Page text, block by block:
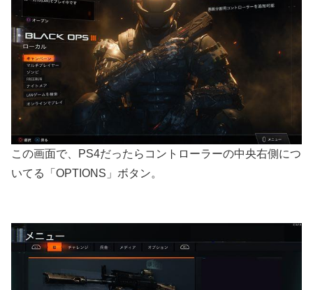
この画面で、PS4だったらコントローラーの中央右側につ
いてる「OPTIONS」ボタン。